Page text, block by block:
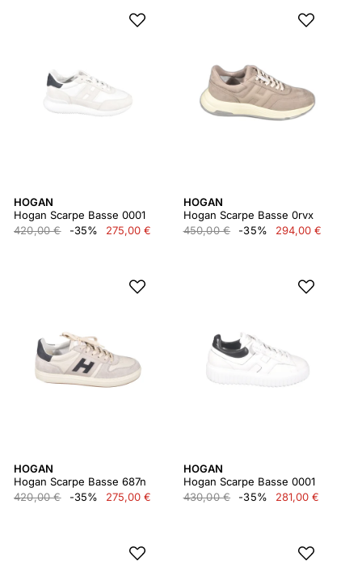
HOGAN
Hogan Scarpe Basse 0001
420,00 €
-35% 275,00 €
HOGAN
Hogan Scarpe Basse 0rvx
450,00 €
-35% 294,00 €
HOGAN
Hogan Scarpe Basse 687n
420,00 €
-35% 275,00 €
HOGAN
Hogan Scarpe Basse 0001
430,00 €
-35% 281,00 €